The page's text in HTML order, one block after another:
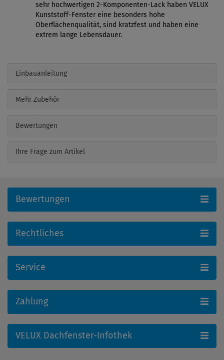
sehr hochwertigen 2-Komponenten-Lack haben VELUX
Kunststoff-Fenster eine besonders hohe
Oberflächenqualität, sind kratzfest und haben eine
extrem lange Lebensdauer.
Einbauanleitung
Mehr Zubehör
Bewertungen
Ihre Frage zum Artikel
Bewertungen
Rechtliches
Service
Zahlung
VELUX Dachfenster-Infothek